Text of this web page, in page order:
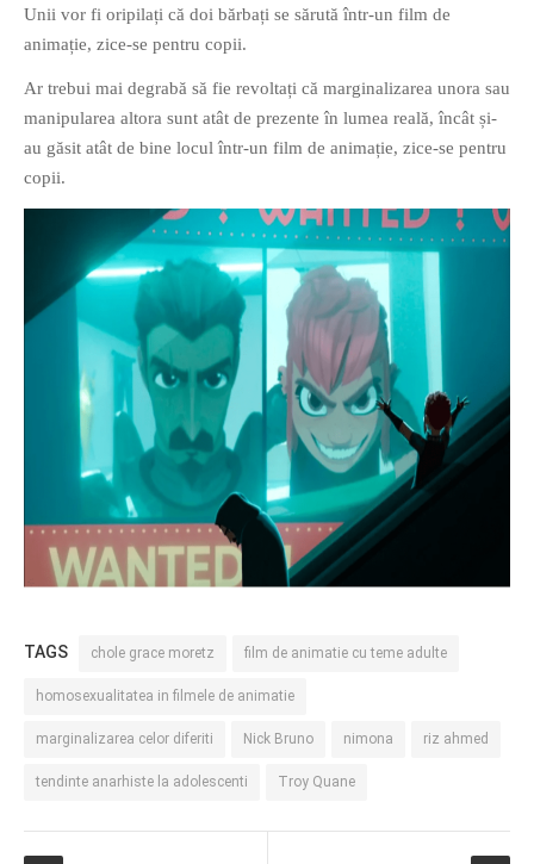
Unii vor fi oripilați că doi bărbați se sărută într-un film de
animație, zice-se pentru copii.
Ar trebui mai degrabă să fie revoltați că marginalizarea unora sau
manipularea altora sunt atât de prezente în lumea reală, încât și-
au găsit atât de bine locul într-un film de animație, zice-se pentru
copii.
TAGS chole grace moretz film de animatie cu teme adulte
homosexualitatea in filmele de animatie
marginalizarea celor diferiti Nick Bruno nimona riz ahmed
tendinte anarhiste la adolescenti Troy Quane